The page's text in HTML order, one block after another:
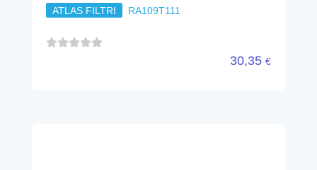
ATLAS FILTRI RA109T111
30,35 €